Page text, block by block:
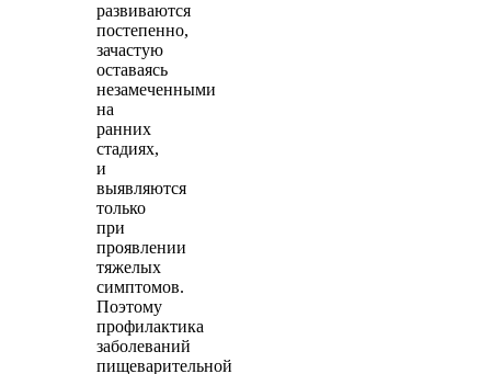
развиваются
постепенно,
зачастую
оставаясь
незамеченными
на
ранних
стадиях,
и
выявляются
только
при
проявлении
тяжелых
симптомов.
Поэтому
профилактика
заболеваний
пищеварительной